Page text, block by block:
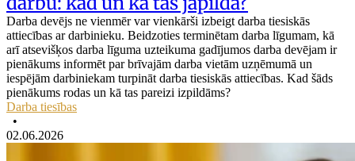
Darba devējs ne vienmēr var vienkārši izbeigt darba tiesiskās
attiecības ar darbinieku. Beidzoties terminētam darba līgumam, kā
arī atsevišķos darba līguma uzteikuma gadījumos darba devējam ir
pienākums informēt par brīvajām darba vietām uzņēmumā un
iespējām darbiniekam turpināt darba tiesiskās attiecības. Kad šāds
pienākums rodas un kā tas pareizi izpildāms?
Darba tiesības
•
02.06.2026